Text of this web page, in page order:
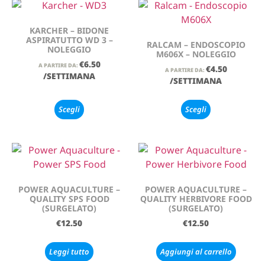
KARCHER – BIDONE
ASPIRATUTTO WD 3 –
NOLEGGIO
A PARTIRE DA: €6.50
/SETTIMANA
Scegli
RALCAM – ENDOSCOPIO
M606X – NOLEGGIO
A PARTIRE DA: €4.50
/SETTIMANA
Scegli
POWER AQUACULTURE –
QUALITY SPS FOOD
(SURGELATO)
€12.50
Leggi tutto
POWER AQUACULTURE –
QUALITY HERBIVORE FOOD
(SURGELATO)
€12.50
Aggiungi al carrello